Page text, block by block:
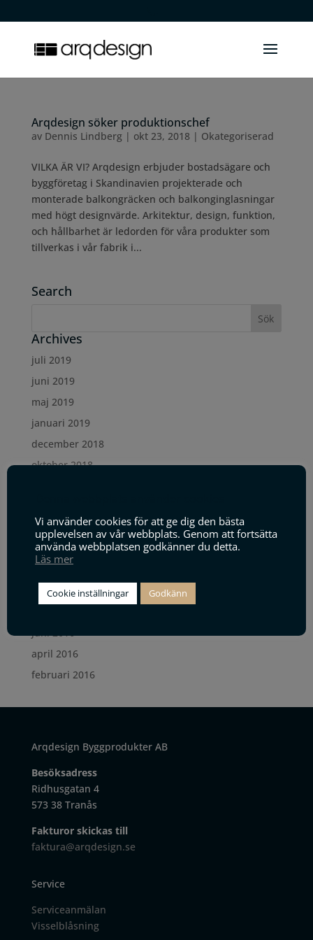
Arqdesign söker produktionschef
av Dennis Lindberg| okt 23, 2018 | Okategoriserad
VILKA ÄR VI? Arqdesign erbjuder bostadsägare och
byggföretag i Skandinavien projekterade och
monterade balkongräcken och balkonginglasningar
med högt designvärde. Arkitektur, design, funktion,
och hållbarhet är ledorden för våra produkter som
tillverkas i vår fabrik i...
Search
Archives
juli 2019
juni 2019
maj 2019
januari 2019
december 2018
oktober 2018
januari 2018
juni 2017
december 2016
juni 2016
april 2016
februari 2016
Arqdesign Byggprodukter AB
Besöksadress
Ridhusgatan 4
573 38 Tranås
Fakturor skickas till
faktura@arqdesign.se
Service
Serviceanmälan
Visselblåsning
Vi använder cookies för att ge dig den bästa
upplevelsen av vår webbplats. Genom att fortsätta
använda webbplatsen godkänner du detta.
Läs mer
Cookie inställningar Godkänn